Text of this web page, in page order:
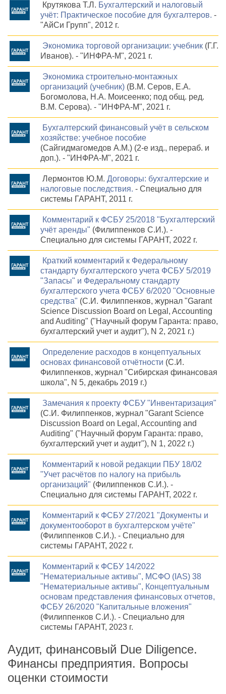
Крутякова Т.Л. Бухгалтерский и налоговый
учёт: Практическое пособие для бухгалтеров. -
"АйСи Групп", 2012 г.
Экономика торговой организации: учебник (Г.Г.
Иванов). - "ИНФРА-М", 2021 г.
Экономика строительно-монтажных
организаций (учебник) (В.М. Серов, Е.А.
Богомолова, Н.А. Моисеенко; под общ. ред.
В.М. Серова). - "ИНФРА-М", 2021 г.
Бухгалтерский финансовый учёт в сельском
хозяйстве: учебное пособие
(Сайгидмагомедов А.М.) (2-е изд., перераб. и
доп.). - "ИНФРА-М", 2021 г.
Лермонтов Ю.М. Договоры: бухгалтерские и
налоговые последствия. - Специально для
системы ГАРАНТ, 2011 г.
Комментарий к ФСБУ 25/2018 "Бухгалтерский
учёт аренды" (Филиппенков С.И.). -
Специально для системы ГАРАНТ, 2022 г.
Краткий комментарий к Федеральному
стандарту бухгалтерского учета ФСБУ 5/2019
"Запасы" и Федеральному стандарту
бухгалтерского учета ФСБУ 6/2020 "Основные
средства" (С.И. Филиппенков, журнал "Garant
Science Discussion Board on Legal, Accounting
and Auditing" ("Научный форум Гаранта: право,
бухгалтерский учет и аудит"), N 2, 2021 г.)
Определение расходов в концептуальных
основах финансовой отчётности (С.И.
Филиппенков, журнал "Сибирская финансовая
школа", N 5, декабрь 2019 г.)
Замечания к проекту ФСБУ "Инвентаризация"
(С.И. Филиппенков, журнал "Garant Science
Discussion Board on Legal, Accounting and
Auditing" ("Научный форум Гаранта: право,
бухгалтерский учет и аудит"), N 1, 2022 г.)
Комментарий к новой редакции ПБУ 18/02
"Учет расчётов по налогу на прибыль
организаций" (Филиппенков С.И.). -
Специально для системы ГАРАНТ, 2022 г.
Комментарий к ФСБУ 27/2021 "Документы и
документооборот в бухгалтерском учёте"
(Филиппенков С.И.). - Специально для
системы ГАРАНТ, 2022 г.
Комментарий к ФСБУ 14/2022
"Нематериальные активы", МСФО (IAS) 38
"Нематериальные активы", Концептуальным
основам представления финансовых отчетов,
ФСБУ 26/2020 "Капитальные вложения"
(Филиппенков С.И.). - Специально для
системы ГАРАНТ, 2023 г.
Аудит, финансовый Due Diligence.
Финансы предприятия. Вопросы
оценки стоимости